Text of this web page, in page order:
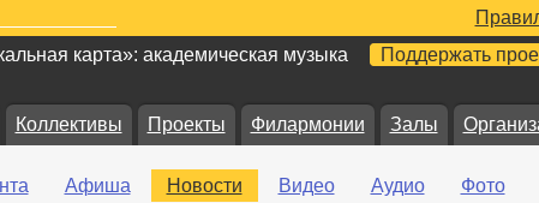
карта»: академическая музыка Поддержать
Коллективы Проекты Филармонии Залы
Афиша Новости Видео Аудио Фото